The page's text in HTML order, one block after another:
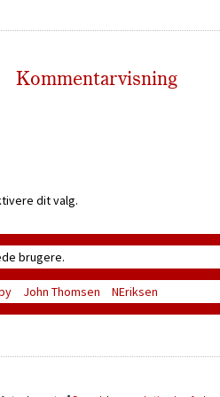
Kommentarvisning
dit valg.
brugere.
John Thomsen NEriksen